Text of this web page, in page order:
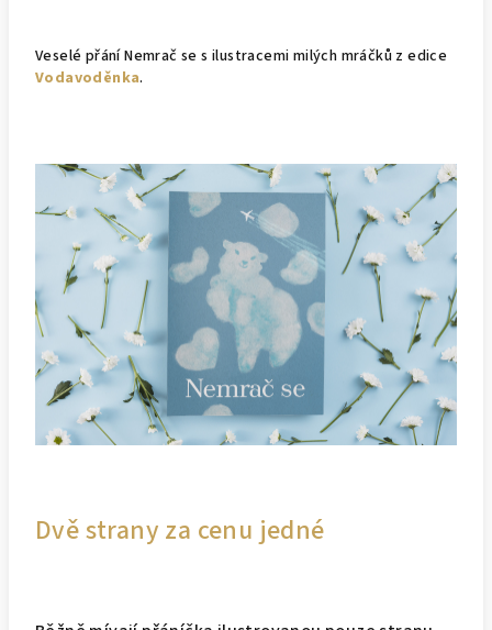
Veselé přání Nemrač se s ilustracemi milých mráčků z edice
Vodavoděnka.
Dvě strany za cenu jedné